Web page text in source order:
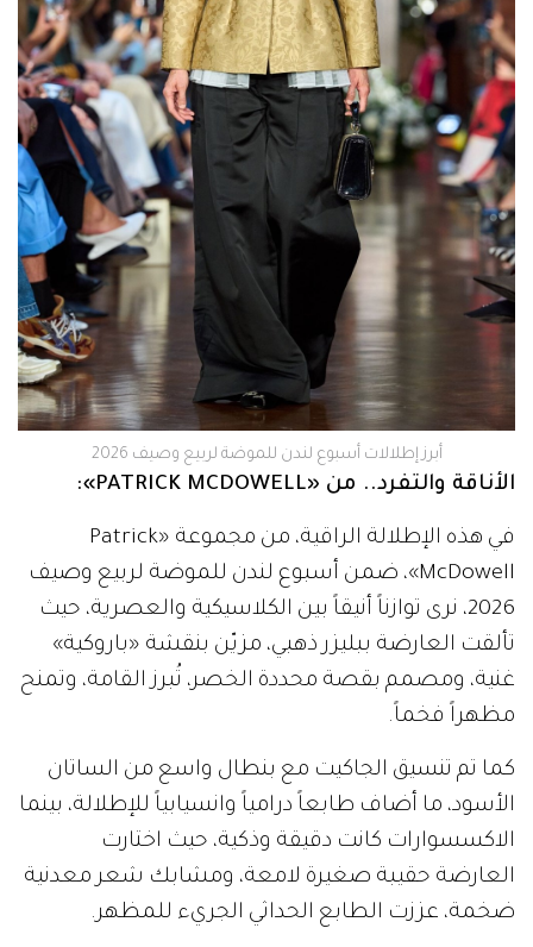
أبرز إطلالات أسبوع لندن للموضة لربيع وصيف 2026
الأناقة والتفرد.. من «PATRICK MCDOWELL »:
في هذه الإطلالة الراقية، من مجموعة «Patrick
McDowell»، ضمن أسبوع لندن للموضة لربيع وصيف
2026، نرى توازناً أنيقاً بين الكلاسيكية والعصرية، حيث
تألقت العارضة ببليزر ذهبي، مزيّن بنقشة «باروكية»
غنية، ومصمم بقصة محددة الخصر، تُبرز القامة، وتمنح
مظهراً فخماً.
كما تم تنسيق الجاكيت مع بنطال واسع من الساتان
الأسود، ما أضاف طابعاً درامياً وانسيابياً للإطلالة، بينما
الاكسسوارات كانت دقيقة وذكية، حيث اختارت
العارضة حقيبة صغيرة لامعة، ومشابك شعر معدنية
ضخمة، عززت الطابع الحداثي الجريء للمظهر.